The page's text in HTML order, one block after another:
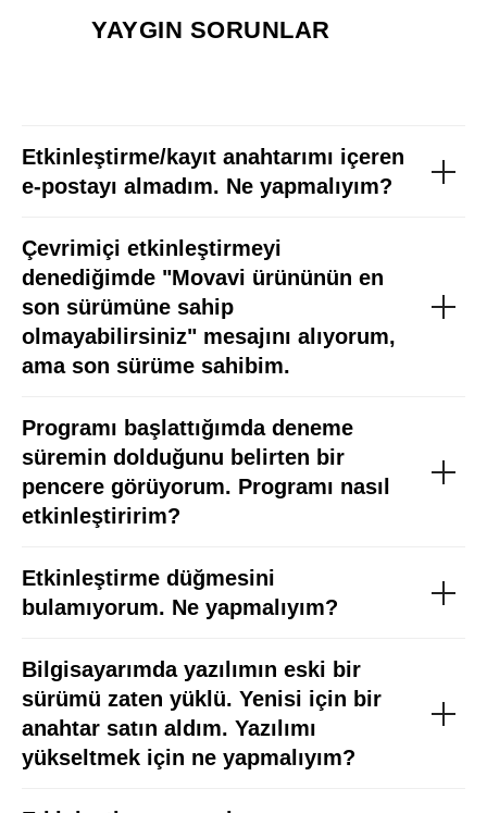
YAYGIN SORUNLAR
Etkinleştirme/kayıt anahtarımı içeren
e-postayı almadım. Ne yapmalıyım?
Çevrimiçi etkinleştirmeyi
denediğimde "Movavi ürününün en
son sürümüne sahip
olmayabilirsiniz" mesajını alıyorum,
ama son sürüme sahibim.
Programı başlattığımda deneme
süremin dolduğunu belirten bir
pencere görüyorum. Programı nasıl
etkinleştiririm?
Etkinleştirme düğmesini
bulamıyorum. Ne yapmalıyım?
Bilgisayarımda yazılımın eski bir
sürümü zaten yüklü. Yenisi için bir
anahtar satın aldım. Yazılımı
yükseltmek için ne yapmalıyım?